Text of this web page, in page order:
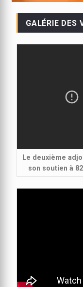
GALÉRIE DES
Le deuxième
son soutien à